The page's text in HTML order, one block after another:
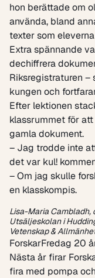
hon berättade om
använda, bland
texter som
Extra spännande
dechiffrera
Riksregistraturen
kungen och
Efter lektionen
klassrummet för
gamla dokument.
– Jag trodde inte
det var kul!
– Om jag skulle
en klasskompis.
Lisa-Maria Cambladh,
Utsäljeskolan i
Vetenskap &
ForskarFredag 20
Nästa år firar
fira med pompa